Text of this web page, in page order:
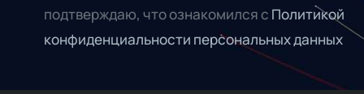
подтверждаю, что ознакомился с Политикой
конфиденциальности персональных данных